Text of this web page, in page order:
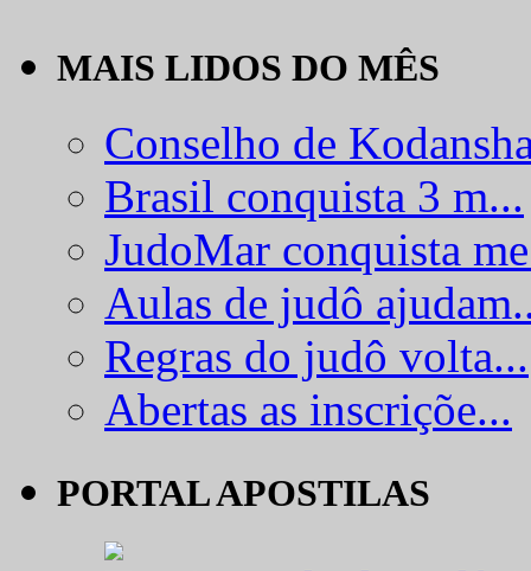
MAIS LIDOS DO MÊS
Conselho de
Brasil conquista 3 m...
JudoMar conquista
Aulas de judô
Regras do judô volta...
Abertas as inscriçõe...
PORTAL APOSTILAS